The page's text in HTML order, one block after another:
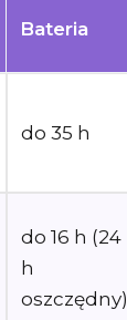
Bateria
do 35 h
do 16 h (24
h
oszczędny)